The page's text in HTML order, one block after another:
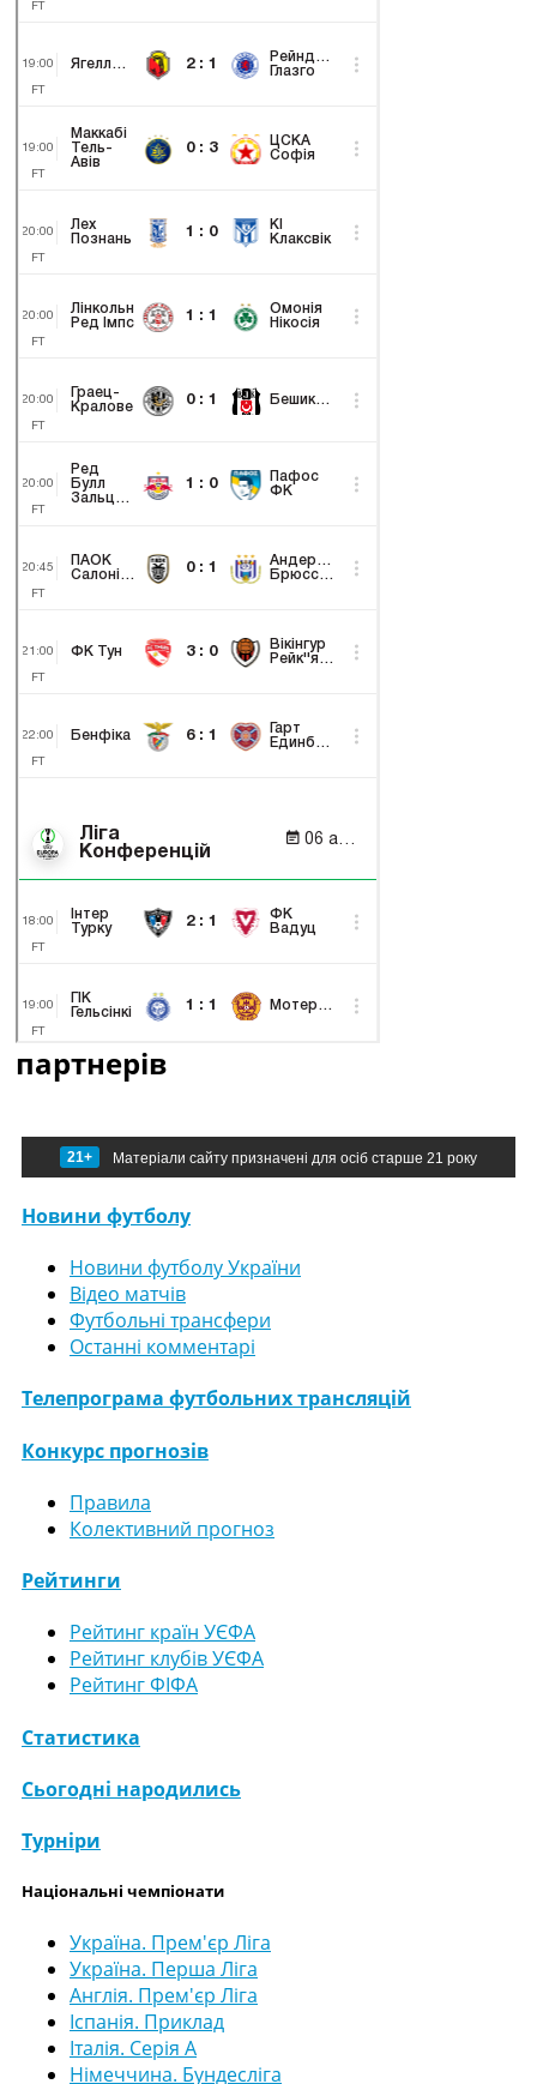
партнерів
21+ Матеріали сайту призначені для осіб старше 21 року
Новини футболу
Новини футболу України
Відео матчів
Футбольні трансфери
Останні комментарі
Телепрограма футбольних трансляцій
Конкурс прогнозів
Правила
Колективний прогноз
Рейтинги
Рейтинг країн УЄФА
Рейтинг клубів УЄФА
Рейтинг ФІФА
Статистика
Сьогодні народились
Турніри
Національні чемпіонати
Україна. Прем'єр Ліга
Україна. Перша Ліга
Англія. Прем'єр Ліга
Іспанія. Приклад
Італія. Серія А
Німеччина. Бундесліга